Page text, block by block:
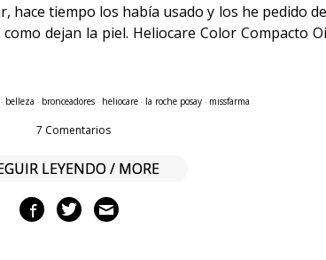
hace tiempo los había usado y los he pedido
dejan la piel. Heliocare Color Compacto
belleza · bronceadores· heliocare· la roche posay· missfarma
7 Comentarios
LEYENDO / MORE